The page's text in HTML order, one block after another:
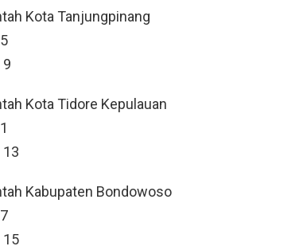
Kota Tanjungpinang
Kota Tidore Kepulauan
13
Kabupaten Bondowoso
15